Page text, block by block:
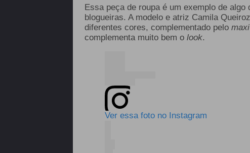
Essa peça de roupa é um exemplo de
blogueiras. A modelo e atriz Camila
diferentes cores, complementado pelo
complementa muito bem o look.
Ver essa foto no Instagram